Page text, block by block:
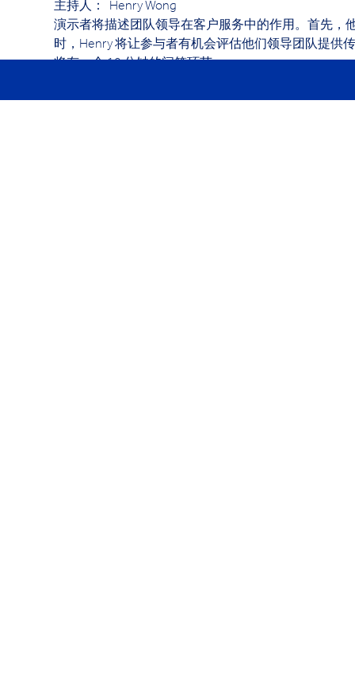
主持人：  Henry Wong
演示者将描述团队领导在客户服务中的作用。首先，
时，Henry 将让参与者有机会评估他们领导团队提供